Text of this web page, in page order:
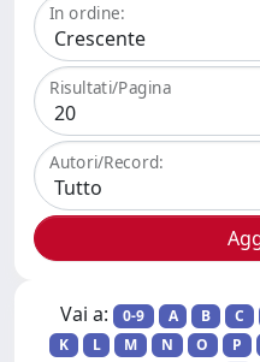
In ordine:
Risultati/Pagina
Autori/Record:
Vai a: 0-9 A B C
K
L M N O P